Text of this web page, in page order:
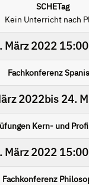
SCHETag
Kein Unterricht nach
März 202215:00
Fachkonferenz
2022bis 24.
Kern- und
März 202215:00
Fachkonferenz